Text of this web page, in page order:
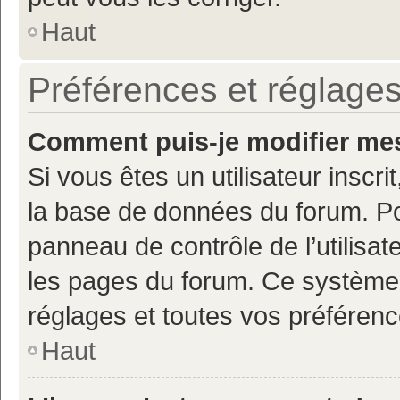
Haut
Préférences et
Comment puis-je modifier
Si vous êtes un utilisateur
la base de données du forum.
panneau de contrôle de
les pages du forum. Ce
réglages et toutes vos
Haut